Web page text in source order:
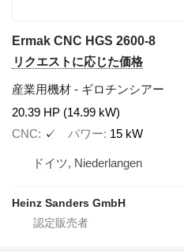
Ermak CNC HGS 2600-8
リクエストに応じた価格
産業用機材 - ギロチンシアー
20.39 HP (14.99 kW)
CNC
✓ パワー 15 kW
ドイツ, Niederlangen
Heinz Sanders GmbH